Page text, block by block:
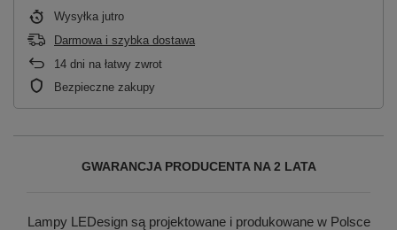
Wysyłka jutro
Darmowa i szybka dostawa
14 dni na łatwy zwrot
Bezpieczne zakupy
GWARANCJA PRODUCENTA NA 2 LATA
Lampy LEDesign są projektowane i produkowane w Polsce